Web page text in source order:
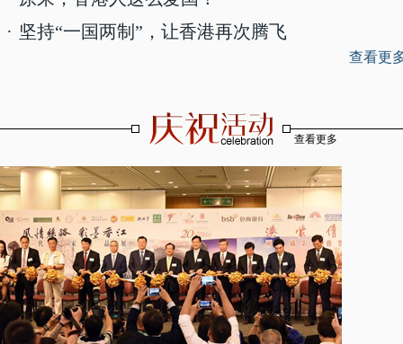
· 坚持“一国两制”，让香港再次腾飞
查看更
查看更多